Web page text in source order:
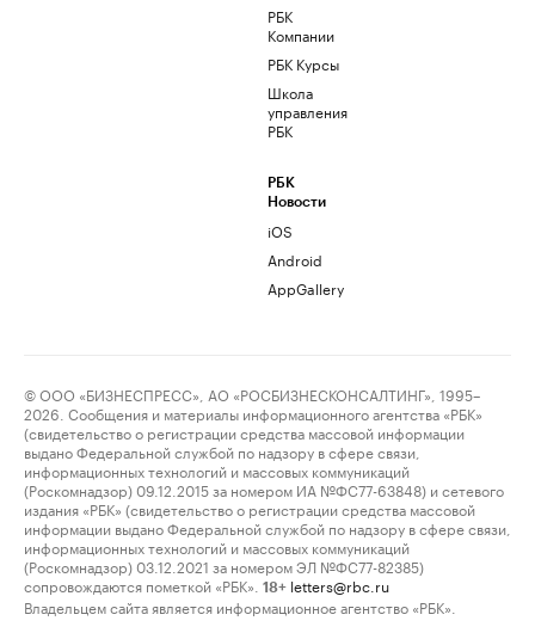
РБК
Компании
РБК Курсы
Школа
управления
РБК
РБК
Новости
iOS
Android
AppGallery
© ООО «БИЗНЕСПРЕСС», АО «РОСБИЗНЕСКОНСАЛТИНГ», 1995–
2026. Сообщения и материалы информационного агентства «РБК»
(свидетельство о регистрации средства массовой информации
выдано Федеральной службой по надзору в сфере связи,
информационных технологий и массовых коммуникаций
(Роскомнадзор) 09.12.2015 за номером ИА №ФС77-63848) и сетевого
издания «РБК» (свидетельство о регистрации средства массовой
информации выдано Федеральной службой по надзору в сфере связи,
информационных технологий и массовых коммуникаций
(Роскомнадзор) 03.12.2021 за номером ЭЛ №ФС77-82385)
сопровождаются пометкой «РБК».
18+ letters@rbc.ru
Владельцем сайта является информационное агентство «РБК».